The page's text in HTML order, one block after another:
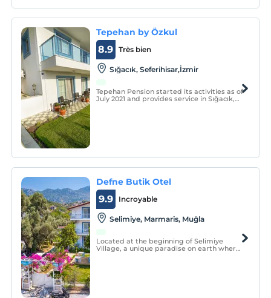
Tepehan by Özkul
Très bien
8.9
Sığacık, Seferihisar,İzmir
Tepehan Pension started its activities as of
July 2021 and provides service in Sığacık,
Defne Butik Otel
Incroyable
9.9
Selimiye, Marmaris, Muğla
Located at the beginning of Selimiye
Village, a unique paradise on earth where